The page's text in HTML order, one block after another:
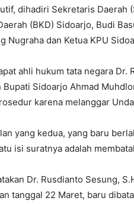
dihadiri Sekretaris Daerah
(BKD) Sidoarjo, Budi
Nugraha dan Ketua KPU
ahli hukum tata negara Dr.
Bupati Sidoarjo Ahmad
karena melanggar
yang kedua, yang baru
isi suratnya adalah
Dr. Rusdianto Sesung,
tanggal 22 Maret, baru